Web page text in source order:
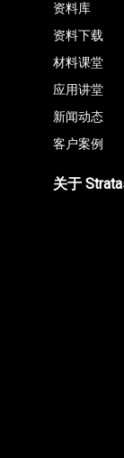
资料库
资料下载
材料课堂
应用讲堂
新闻动态
客户案例
关于